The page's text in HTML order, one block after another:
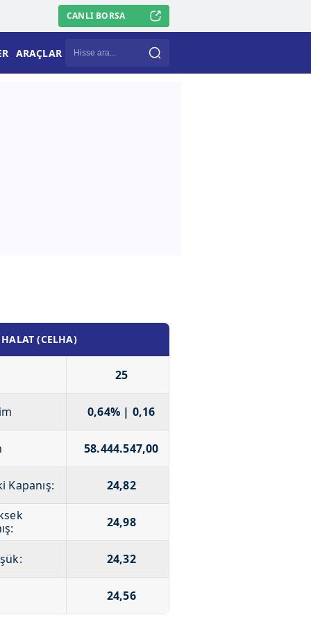
CANLI BORSA
ARAÇLAR
(CELHA)
25
0,64% | 0,16
58.444.547,00
Kapanış:
24,82
24,98
24,32
24,56